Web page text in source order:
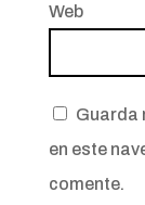
Web
Guarda
en este
comente.